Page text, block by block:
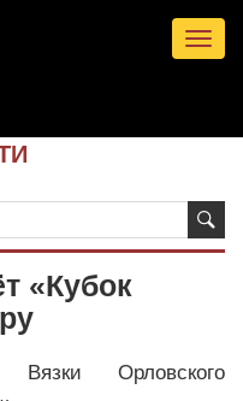
«Кубок
Орловского